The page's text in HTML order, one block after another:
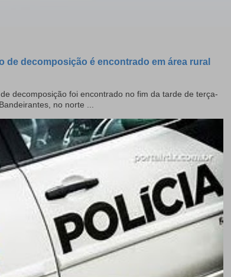
de decomposição é encontrado em área rural
decomposição foi encontrado no fim da tarde de terça-
no norte ...